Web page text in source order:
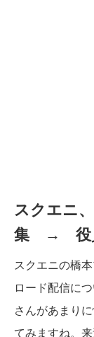
スクエニ
集 → 役
スクエニの橋
ロード配信に
さんがあまり
てみますね。